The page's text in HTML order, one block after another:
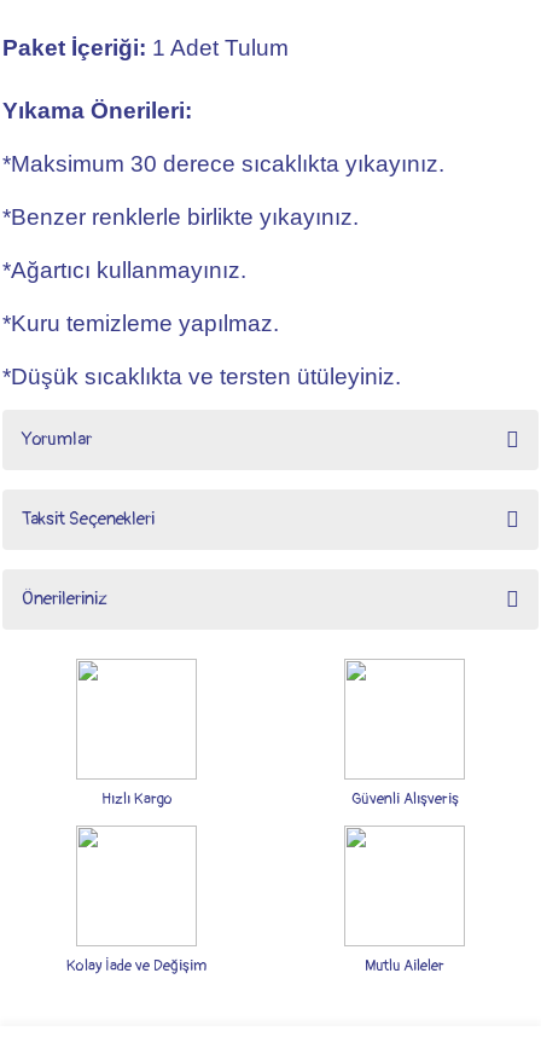
Paket İçeriği: 1 Adet Tulum
Yıkama Önerileri:
*Maksimum 30 derece sıcaklıkta yıkayınız.
*Benzer renklerle birlikte yıkayınız.
*Ağartıcı kullanmayınız.
*Kuru temizleme yapılmaz.
*Düşük sıcaklıkta ve tersten ütüleyiniz.
Yorumlar
Taksit Seçenekleri
Önerileriniz
Bu ürünün fiyat bilgisi, resim, ürün açıklamalarında ve diğer konularda yetersiz
gördüğünüz noktaları öneri formunu kullanarak tarafımıza iletebilirsiniz.
Ürün açıklamasında eksik bilgiler bulunuyor.
Ürün bilgilerinde hatalar bulunuyor.
Hızlı Kargo Güvenli Alışveriş
Kolay İade ve Değişim Mutlu Aileler